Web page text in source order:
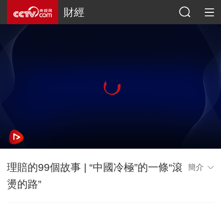
財經
理賠的99個故事 | “中國冷極”的一條“滾
燙的路”
簡介